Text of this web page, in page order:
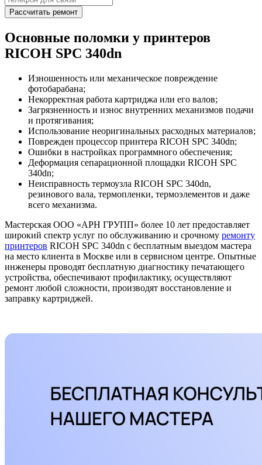
Рассчитать ремонт
Основные поломки у принтеров
RICOH SPC 340dn
Изношенность или механическое повреждение
фотобарабана;
Некорректная работа картриджа или его валов;
Загрязненность и износ внутренних механизмов подачи
и протягивания;
Использование неоригинальных расходных материалов;
Поврежден процессор принтера RICOH SPC 340dn;
Ошибки в настройках программного обеспечения;
Деформация сепарационной площадки RICOH SPC
340dn;
Неисправность термоузла RICOH SPC 340dn,
резинового вала, термопленки, термоэлементов и даже
всего механизма.
Мастерская ООО «АРН ГРУПП» более 10 лет предоставляет
широкий спектр услуг по обслуживанию и срочному ремонту
принтеров RICOH SPC 340dn с бесплатным выездом мастера
на место клиента в Москве или в сервисном центре. Опытные
инженеры проводят бесплатную диагностику печатающего
устройства, обеспечивают профилактику, осуществляют
ремонт любой сложности, производят восстановление и
заправку картриджей.